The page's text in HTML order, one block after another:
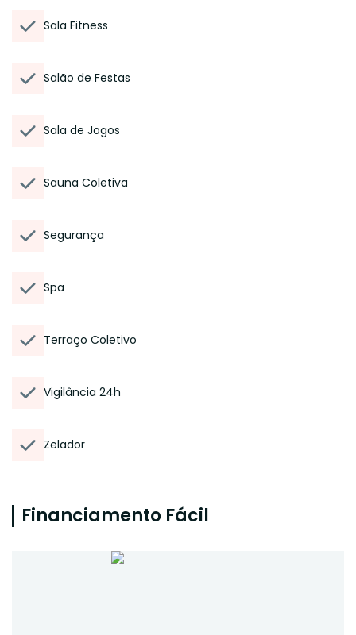
Sala Fitness
Salão de Festas
Sala de Jogos
Sauna Coletiva
Segurança
Spa
Terraço Coletivo
Vigilância 24h
Zelador
Financiamento Fácil